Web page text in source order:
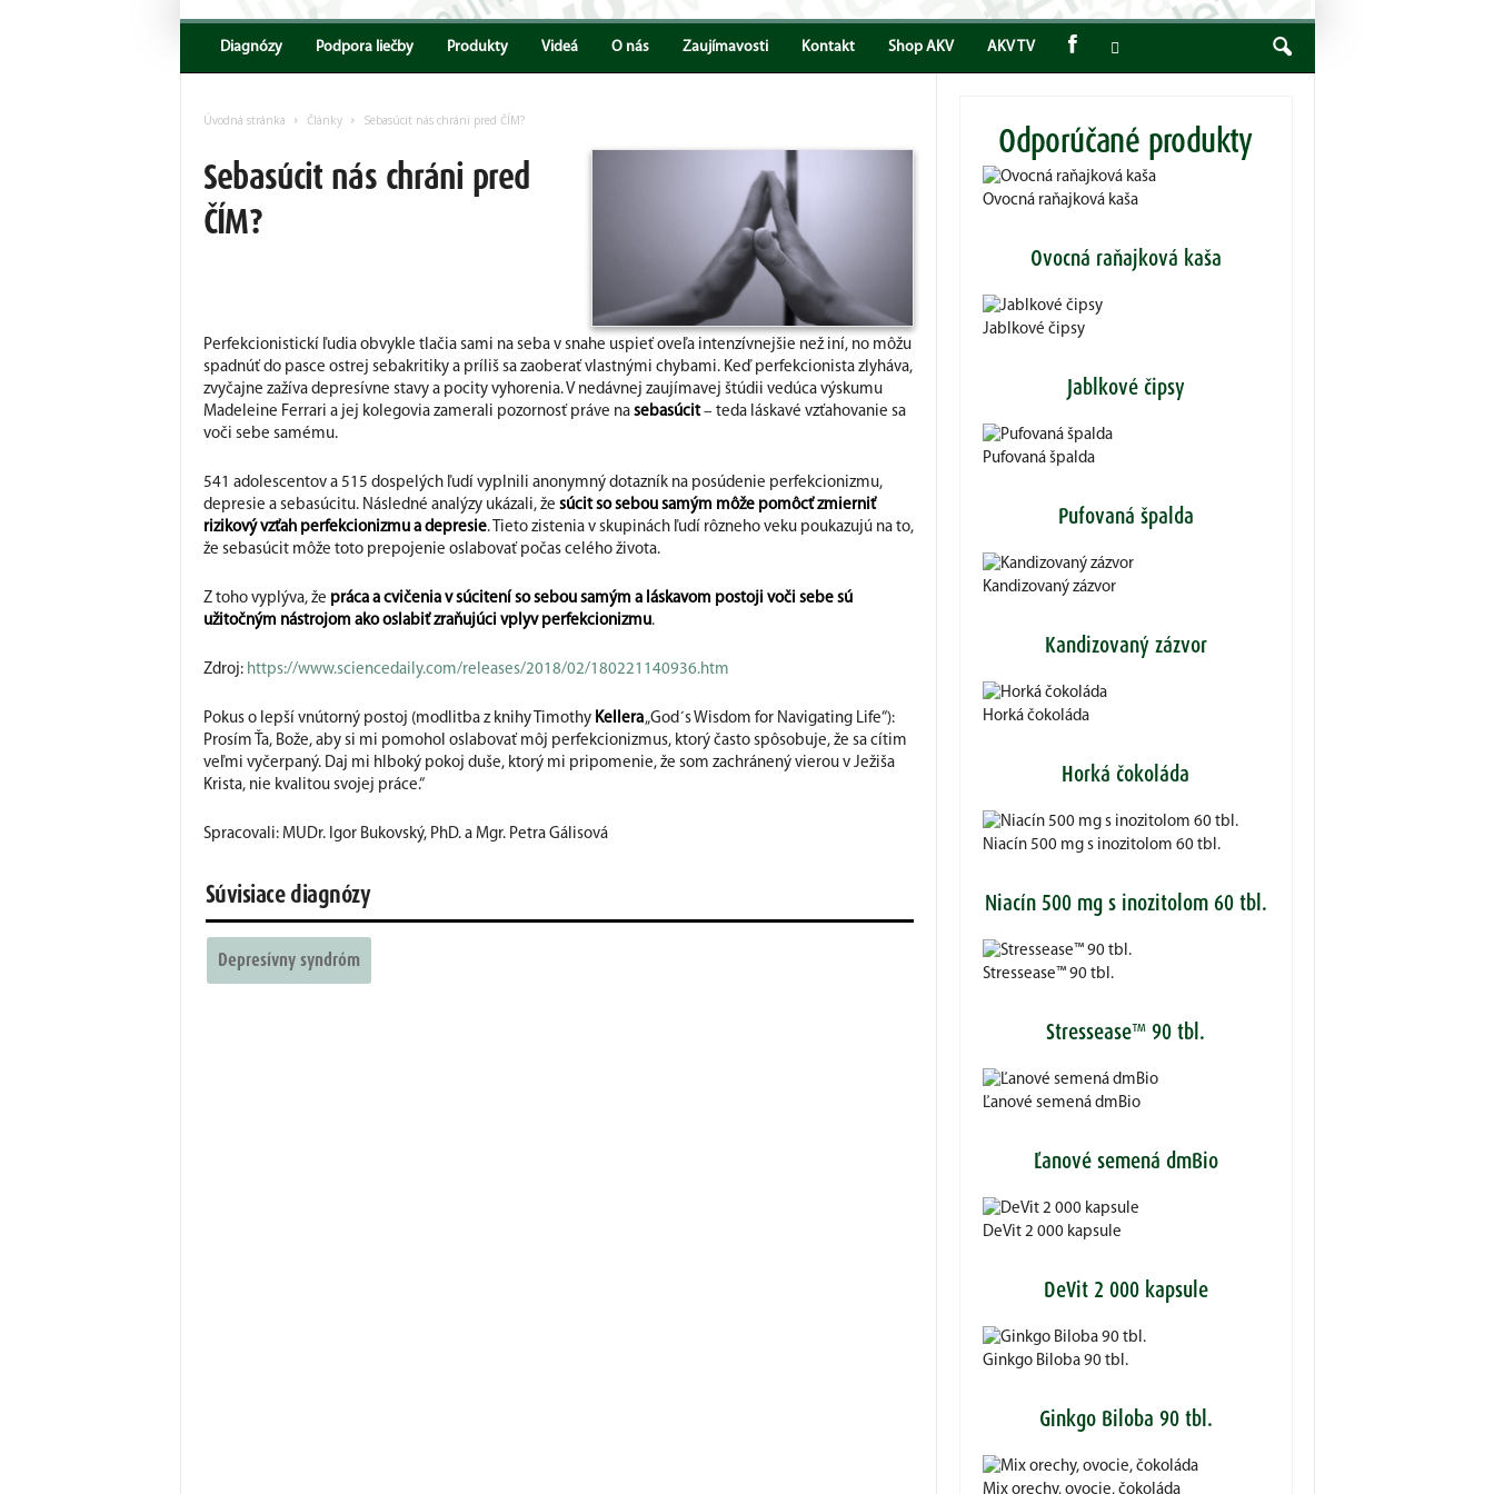
Encyklopedia
Diagnózy Podpora liečby Produkty Videá O nás Zaujímavosti Kontakt Shop AKV AKV TV
Úvodná stránka Články Sebasúcit nás chráni pred ČÍM?
Sebasúcit nás chráni pred
ČÍM?
Perfekcionistickí ľudia obvykle tlačia sami na seba v snahe uspieť oveľa intenzívnejšie než iní, no môžu
spadnúť do pasce ostrej sebakritiky a príliš sa zaoberať vlastnými chybami. Keď perfekcionista zlyháva,
zvyčajne zažíva depresívne stavy a pocity vyhorenia. V nedávnej zaujímavej štúdii vedúca výskumu
Madeleine Ferrari a jej kolegovia zamerali pozornosť práve na sebasúcit– teda láskavé vzťahovanie sa
voči sebe samému.
541 adolescentov a 515 dospelých ľudí vyplnili anonymný dotazník na posúdenie perfekcionizmu,
depresie a sebasúcitu. Následné analýzy ukázali, že súcit so sebou samým môže pomôcť zmierniť
rizikový vzťah perfekcionizmu a depresie. Tieto zistenia v skupinách ľudí rôzneho veku poukazujú na to,
že sebasúcit môže toto prepojenie oslabovať počas celého života.
Z toho vyplýva, že práca a cvičenia v súcitení so sebou samým a láskavom postoji voči sebe sú
užitočným nástrojom ako oslabiť zraňujúci vplyv perfekcionizmu.
Zdroj: https://www.sciencedaily.com/releases/2018/02/180221140936.htm
Pokus o lepší vnútorný postoj (modlitba z knihy Timothy Kellera„God´s Wisdom for Navigating Life“):
Prosím Ťa, Bože, aby si mi pomohol oslabovať môj perfekcionizmus, ktorý často spôsobuje, že sa cítim
veľmi vyčerpaný. Daj mi hlboký pokoj duše, ktorý mi pripomenie, že som zachránený vierou v Ježiša
Krista, nie kvalitou svojej práce.“
Spracovali: MUDr. Igor Bukovský, PhD. a Mgr. Petra Gálisová
Súvisiace diagnózy
Depresívny syndróm
Odporúčané produkty
Ovocná raňajková kaša
Ovocná raňajková kaša
Jablkové čipsy
Jablkové čipsy
Pufovaná špalda
Pufovaná špalda
Kandizovaný zázvor
Kandizovaný zázvor
Horká čokoláda
Horká čokoláda
Niacín 500 mg s inozitolom 60 tbl.
Niacín 500 mg s inozitolom 60 tbl.
Stressease™ 90 tbl.
Stressease™ 90 tbl.
Ľanové semená dmBio
Ľanové semená dmBio
DeVit 2 000 kapsule
DeVit 2 000 kapsule
Ginkgo Biloba 90 tbl.
Ginkgo Biloba 90 tbl.
Mix orechy, ovocie, čokoláda